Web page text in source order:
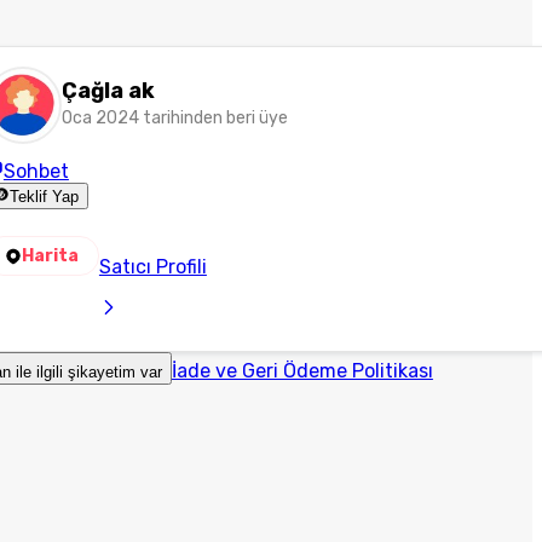
Çağla ak
Oca 2024 tarihinden beri üye
Sohbet
Teklif Yap
Harita Satıcı Profili
ile ilgili şikayetim var İade ve Geri Ödeme Politikası